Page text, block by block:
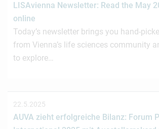
LISAvienna Newsletter: Read the May
online
Today’s newsletter brings you hand-
from Vienna’s life sciences community
to explore…
22.5.2025
AUVA zieht erfolgreiche Bilanz: Forum